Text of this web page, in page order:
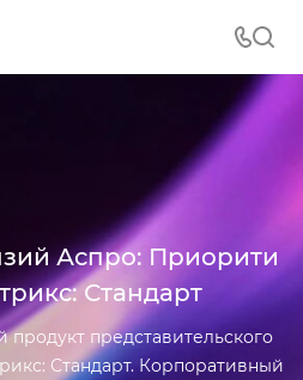
Аспро: Приорити
Стандарт
представительского
Стандарт. Корпоративный